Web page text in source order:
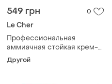
549 грн 0
Le Cher
Профессиональная
аммиачная стойкая крем-
краска для волос le cher
geneza 600 ультра светлый
Другой